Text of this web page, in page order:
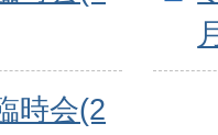
時会(2